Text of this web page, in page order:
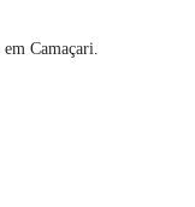
Camaçari.